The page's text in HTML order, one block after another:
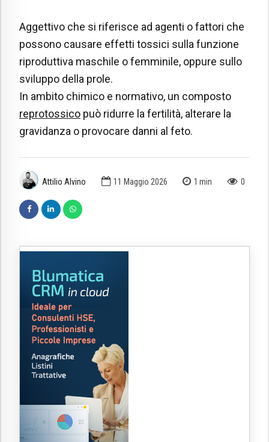
Attilio Alvino 11 Maggio 2026 1 min 0
Aggettivo che si riferisce ad agenti o fattori che
possono causare effetti tossici sulla funzione
riproduttiva maschile o femminile, oppure sullo
sviluppo della prole.
In ambito chimico e normativo, un composto
reprotossico può ridurre la fertilità, alterare la
gravidanza o provocare danni al feto.